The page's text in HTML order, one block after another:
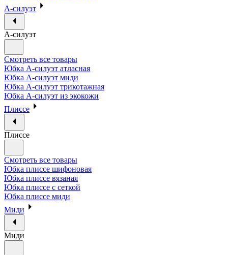
А-силуэт
А-силуэт
Смотреть все товары
Юбка А-силуэт атласная
Юбка А-силуэт миди
Юбка А-силуэт трикотажная
Юбка А-силуэт из экокожи
Плиссе
Плиссе
Смотреть все товары
Юбка плиссе шифоновая
Юбка плиссе вязаная
Юбка плиссе с сеткой
Юбка плиссе миди
Миди
Миди